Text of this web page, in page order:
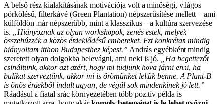
A belső rész kialakításának motivációja volt a minőségi, világos
pörkölésű, filterkávé (Green Plantation) népszerűsítése mellett – ami
külföldön már népszerűbb, mint a klasszikus – a kultúra szervezése
is.
„Hiányoznak az olyan workshopok, zenés estek, melyek
összehúzzák a közös érdeklődésű embereket. Ezt konkrétan mindig
hiányoltam itthon Budapesthez képest.” András egyébként mindig
szeretett olyan dolgokba belevágni, ami neki is jó.
„Ha bagettezőt
csináltunk, akkor azt azért, hogy mi tudjunk hova járni enni, ha
bulikat szerveztünk, akkor mi is örömünket leltük benne. A Plant-B
is önös érdekből indult ugyan, de végül sok mindenkinek jó lett.”
Ráadásul a fiatal srác környezetében több pozitív példa is